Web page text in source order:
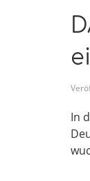
In